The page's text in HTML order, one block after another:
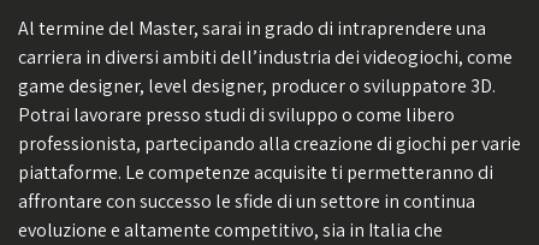
Al termine del Master, sarai in grado di intraprendere una
carriera in diversi ambiti dell’industria dei videogiochi, come
game designer, level designer, producer o sviluppatore 3D.
Potrai lavorare presso studi di sviluppo o come libero
professionista, partecipando alla creazione di giochi per varie
piattaforme. Le competenze acquisite ti permetteranno di
affrontare con successo le sfide di un settore in continua
evoluzione e altamente competitivo, sia in Italia che